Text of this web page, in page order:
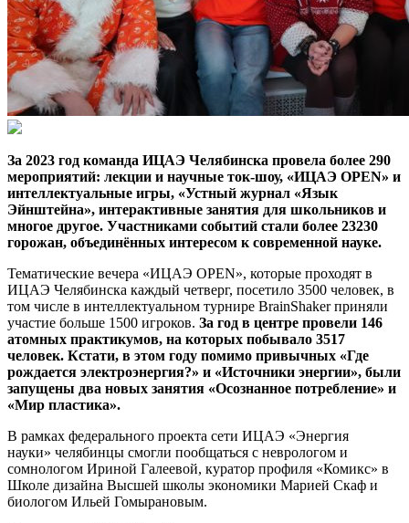
За 2023 год команда ИЦАЭ Челябинска провела более 290
мероприятий: лекции и научные ток-шоу, «ИЦАЭ OPEN» и
интеллектуальные игры, «Устный журнал «Язык
Эйнштейна», интерактивные занятия для школьников и
многое другое. Участниками событий стали более 23230
горожан, объединённых интересом к современной науке.
Тематические вечера «ИЦАЭ OPEN», которые проходят в
ИЦАЭ Челябинска каждый четверг, посетило 3500 человек, в
том числе в интеллектуальном турнире BrainShaker приняли
участие больше 1500 игроков. За год в центре провели 146
атомных практикумов, на которых побывало 3517
человек. Кстати, в этом году помимо привычных «Где
рождается электроэнергия?» и «Источники энергии», были
запущены два новых занятия «Осознанное потребление» и
«Мир пластика».
В рамках федерального проекта сети ИЦАЭ «Энергия
науки» челябинцы смогли пообщаться с неврологом и
сомнологом Ириной Галеевой, куратор профиля «Комикс» в
Школе дизайна Высшей школы экономики Марией Скаф и
биологом Ильей Гомырановым.